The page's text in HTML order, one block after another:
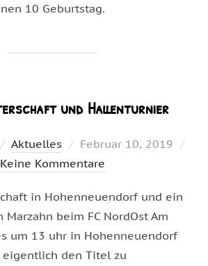
10 Geburtstag.
und Hallenturnier
Aktuelles
Veröffentlicht
am
Februar 10, 2019
Keine Kommentare
in Hohenneuendorf und ein
beim FC NordOst Am
um 13 uhr in Hohenneuendorf
eigentlich den Titel zu